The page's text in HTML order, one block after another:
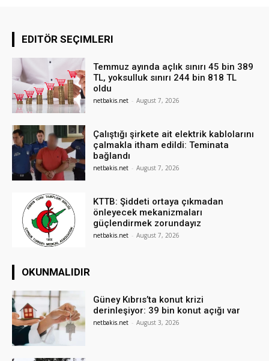
EDITÖR SEÇIMLERI
Temmuz ayında açlık sınırı 45 bin 389
TL, yoksulluk sınırı 244 bin 818 TL
oldu
netbakis.net - August 7, 2026
Çalıştığı şirkete ait elektrik kablolarını
çalmakla itham edildi: Teminata
bağlandı
netbakis.net - August 7, 2026
KTTB: Şiddeti ortaya çıkmadan
önleyecek mekanizmaları
güçlendirmek zorundayız
netbakis.net - August 7, 2026
OKUNMALIDIR
Güney Kıbrıs’ta konut krizi
derinleşiyor: 39 bin konut açığı var
netbakis.net - August 3, 2026